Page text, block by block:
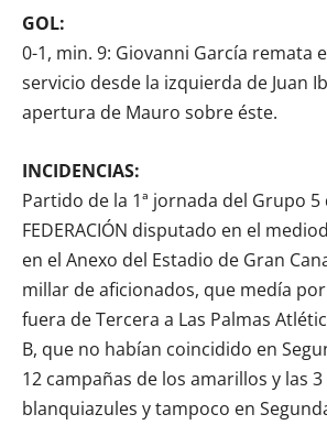
GOL:
0-1, min. 9: Giovanni García remata
servicio desde la izquierda de Juan
apertura de Mauro sobre éste.
INCIDENCIAS:
Partido de la 1ª jornada del Grupo 5
FEDERACIÓN disputado en el
en el Anexo del Estadio de Gran
millar de aficionados, que medía
fuera de Tercera a Las Palmas
B, que no habían coincidido en
12 campañas de los amarillos y las 3
blanquiazules y tampoco en